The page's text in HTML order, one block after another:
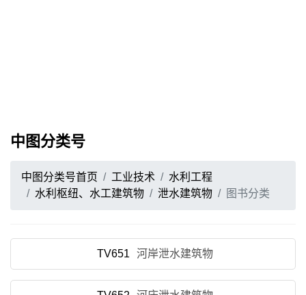
中图分类号
中图分类号首页 工业技术
水利工程
水利枢纽、水工建筑物
泄水建筑物 图书分类
TV651 河岸泄水建筑物